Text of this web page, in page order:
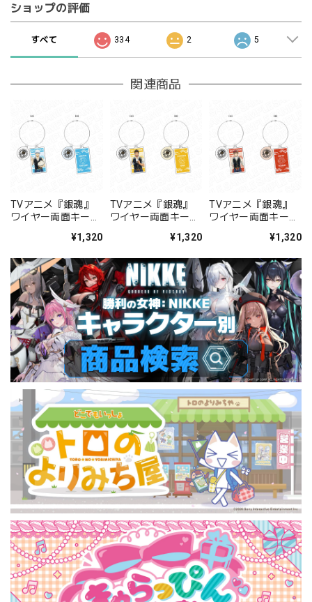
ショップの評価
すべて 334 2 5
関連商品
TVアニメ『銀魂』
ワイヤー両面キーホ
¥1,320
TVアニメ『銀魂』
ワイヤー両面キーホ
¥1,320
TVアニメ『銀魂』
ワイヤー両面キーホ
¥1,320